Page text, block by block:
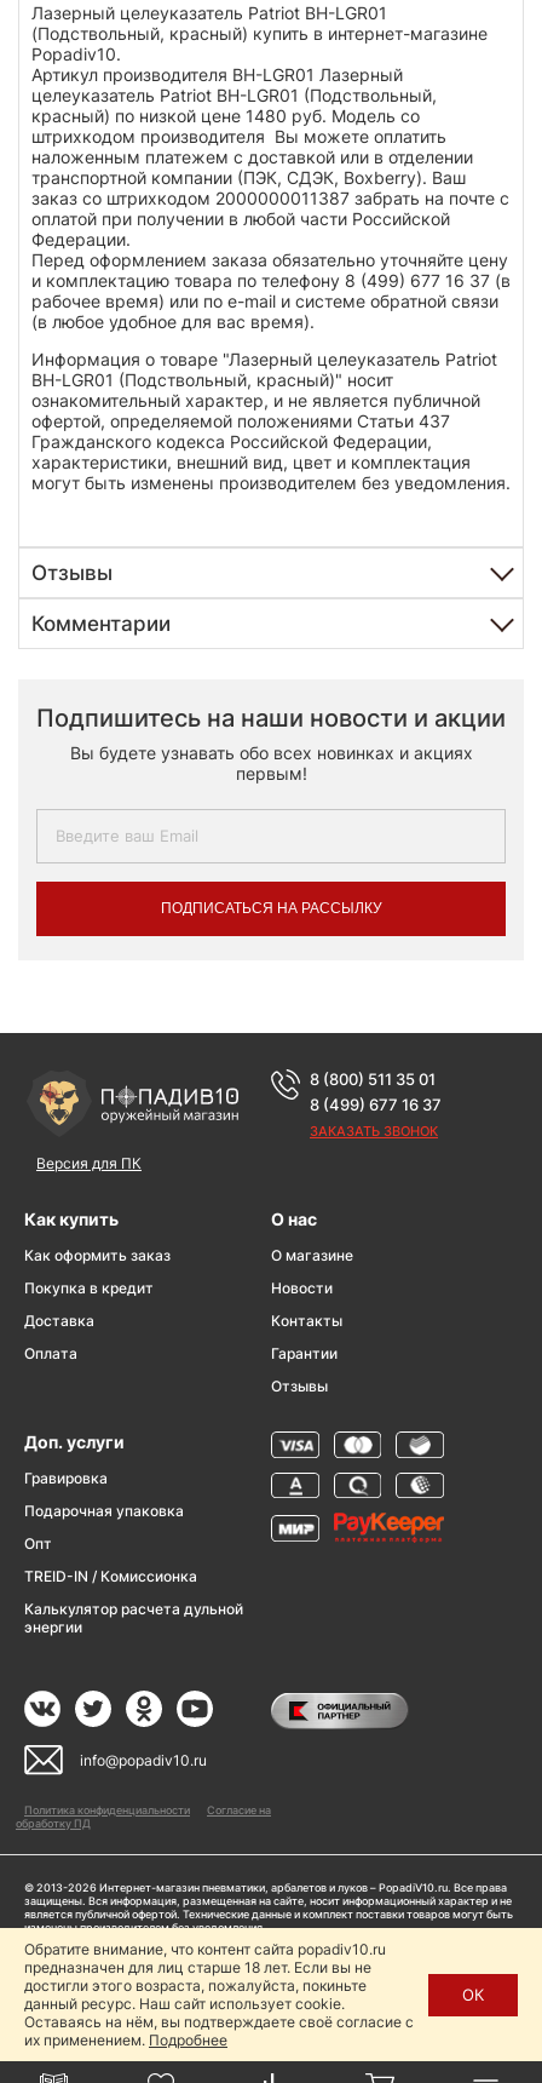
Лазерный целеуказатель Patriot BH-LGR01
(Подствольный, красный) купить в интернет-магазине
Popadiv10.
Артикул производителя BH-LGR01 Лазерный
целеуказатель Patriot BH-LGR01 (Подствольный,
красный) по низкой цене 1480 руб. Модель со
штрихкодом производителя Вы можете оплатить
наложенным платежем с доставкой или в отделении
транспортной компании (ПЭК, СДЭК, Boxberry). Ваш
заказ со штрихкодом 2000000011387 забрать на почте с
оплатой при получении в любой части Российской
Федерации.
Перед оформлением заказа обязательно уточняйте цену
и комплектацию товара по телефону 8 (499) 677 16 37 (в
рабочее время) или по e-mail и системе обратной связи
(в любое удобное для вас время).
Информация о товаре "Лазерный целеуказатель Patriot
BH-LGR01 (Подствольный, красный)" носит
ознакомительный характер, и не является публичной
офертой, определяемой положениями Статьи 437
Гражданского кодекса Российской Федерации,
характеристики, внешний вид, цвет и комплектация
могут быть изменены производителем без уведомления.
Отзывы
Комментарии
Подпишитесь на наши новости и акции
Вы будете узнавать обо всех новинках и акциях
первым!
ПОДПИСАТЬСЯ НА РАССЫЛКУ
Версия для ПК
8 (800) 511 35 01
8 (499) 677 16 37
ЗАКАЗАТЬ ЗВОНОК
Как купить
Как оформить заказ
Покупка в кредит
Доставка
Оплата
О нас
О магазине
Новости
Контакты
Гарантии
Отзывы
Доп. услуги
Гравировка
Подарочная упаковка
Опт
TREID-IN / Комиссионка
Калькулятор расчета дульной
энергии
info@popadiv10.ru
Политика конфиденциальности
Согласие на
обработку ПД
© 2013-2026 Интернет-магазин пневматики, арбалетов и луков – PopadiV10.ru. Все права
защищены. Вся информация, размещенная на сайте, носит информационный характер и не
является публичной офертой. Технические данные и комплект поставки товаров могут быть
изменены производителем без уведомления
Пользуясь сайтом Popadiv10.ru, пользователь автоматически соглашается с условиями,
прописанными в
Политике конфиденциальности
Копирование любой информации (тексты, фото, видео и др.) с сайта Popadiv10 запрещено,
за исключением наличия письменного согласия администрации сайта Popadiv10.
Обратите внимание, что контент сайта popadiv10.ru
предназначен для лиц старше 18 лет. Если вы не
достигли этого возраста, пожалуйста, покиньте
данный ресурс. Наш сайт использует cookie.
Оставаясь на нём, вы подтверждаете своё согласие с
их применением. Подробнее
ОК